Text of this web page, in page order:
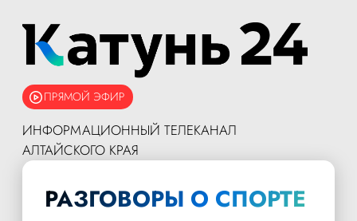
ПРЯМОЙ ЭФИР
ИНФОРМАЦИОННЫЙ ТЕЛЕКАНАЛ
АЛТАЙСКОГО КРАЯ
РАЗГОВОРЫ О СПОРТЕ